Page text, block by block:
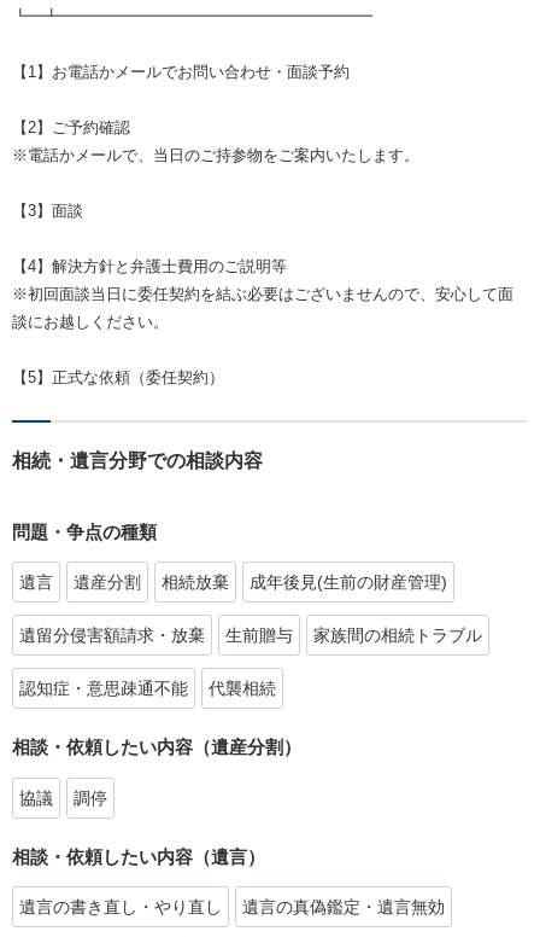
┗━┻━━━━━━━━━━━━━━━━━━━━
【1】お電話かメールでお問い合わせ・面談予約
【2】ご予約確認
※電話かメールで、当日のご持参物をご案内いたします。
【3】面談
【4】解決方針と弁護士費用のご説明等
※初回面談当日に委任契約を結ぶ必要はございませんので、安心して面
談にお越しください。
【5】正式な依頼（委任契約）
相続・遺言分野での相談内容
問題・争点の種類
遺言 遺産分割 相続放棄 成年後見(生前の財産管理)
遺留分侵害額請求・放棄 生前贈与 家族間の相続トラブル
認知症・意思疎通不能 代襲相続
相談・依頼したい内容（遺産分割）
協議 調停
相談・依頼したい内容（遺言）
遺言の書き直し・やり直し 遺言の真偽鑑定・遺言無効